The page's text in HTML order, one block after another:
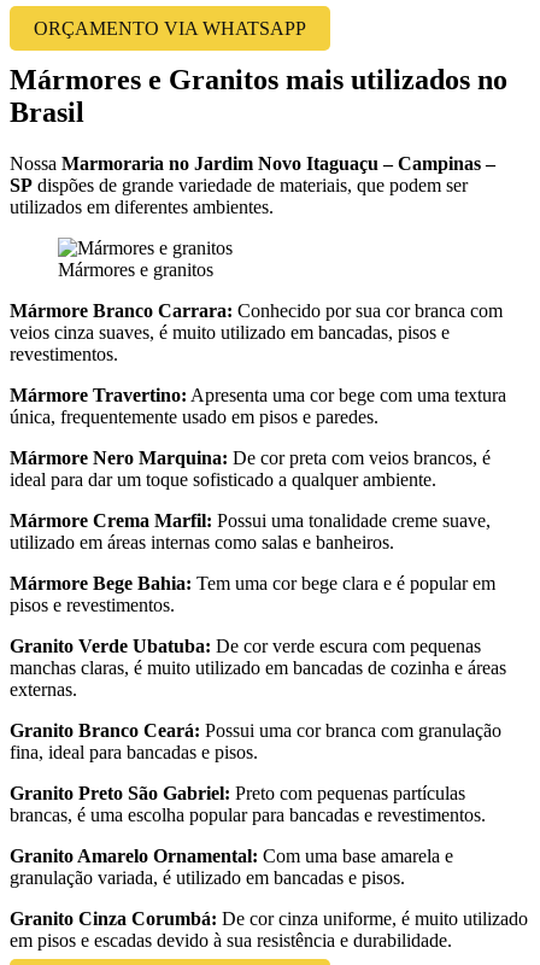
ORÇAMENTO VIA WHATSAPP
Mármores e Granitos mais utilizados no
Brasil
Nossa Marmoraria no Jardim Novo Itaguaçu – Campinas –
SP dispões de grande variedade de materiais, que podem ser
utilizados em diferentes ambientes.
Mármores e granitos
Mármore Branco Carrara: Conhecido por sua cor branca com
veios cinza suaves, é muito utilizado em bancadas, pisos e
revestimentos.
Mármore Travertino: Apresenta uma cor bege com uma textura
única, frequentemente usado em pisos e paredes.
Mármore Nero Marquina: De cor preta com veios brancos, é
ideal para dar um toque sofisticado a qualquer ambiente.
Mármore Crema Marfil: Possui uma tonalidade creme suave,
utilizado em áreas internas como salas e banheiros.
Mármore Bege Bahia: Tem uma cor bege clara e é popular em
pisos e revestimentos.
Granito Verde Ubatuba: De cor verde escura com pequenas
manchas claras, é muito utilizado em bancadas de cozinha e áreas
externas.
Granito Branco Ceará: Possui uma cor branca com granulação
fina, ideal para bancadas e pisos.
Granito Preto São Gabriel: Preto com pequenas partículas
brancas, é uma escolha popular para bancadas e revestimentos.
Granito Amarelo Ornamental: Com uma base amarela e
granulação variada, é utilizado em bancadas e pisos.
Granito Cinza Corumbá: De cor cinza uniforme, é muito utilizado
em pisos e escadas devido à sua resistência e durabilidade.